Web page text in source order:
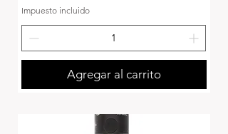
Impuesto incluido
Agregar al carrito